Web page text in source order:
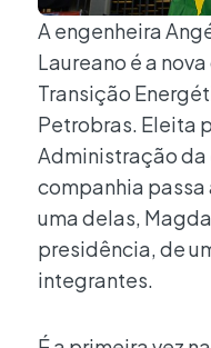
A engenheira
Laureano é a
Transição
Petrobras. Eleita
Administração
companhia passa
uma delas,
presidência, de
integrantes.